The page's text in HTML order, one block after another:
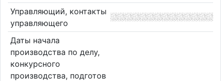
Управляющий, контакты
управляющего
Даты начала
производства по делу,
конкурсного
производства, подготов